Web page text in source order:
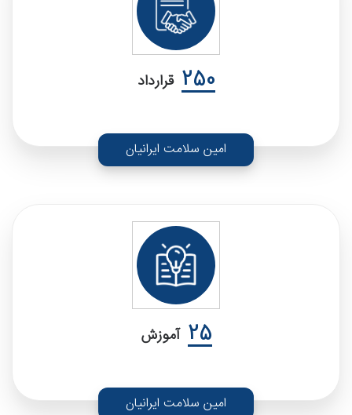
250 قرارداد
امین سلامت ایرانیان
25 آموزش
امین سلامت ایرانیان